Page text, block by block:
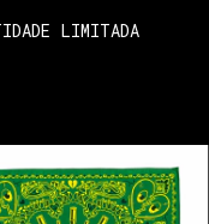
LIMITADA